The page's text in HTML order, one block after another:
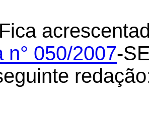
Fica
n° 050/2007-